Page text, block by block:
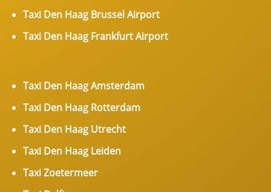
Taxi Den Haag Brussel Airport
Taxi Den Haag Frankfurt Airport
Taxi Den Haag Amsterdam
Taxi Den Haag Rotterdam
Taxi Den Haag Utrecht
Taxi Den Haag Leiden
Taxi Zoetermeer